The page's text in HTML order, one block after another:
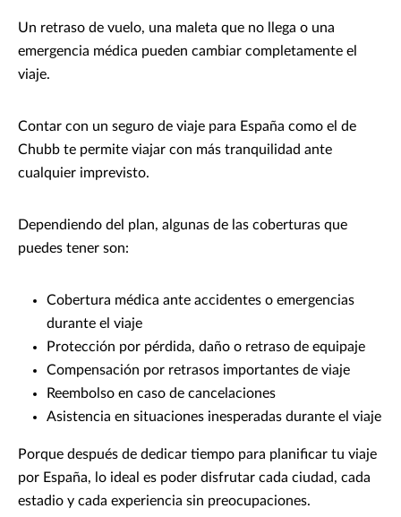
Un retraso de vuelo, una maleta que no llega o una
emergencia médica pueden cambiar completamente el
viaje.
Contar con un seguro de viaje para España como el de
Chubb te permite viajar con más tranquilidad ante
cualquier imprevisto.
Dependiendo del plan, algunas de las coberturas que
puedes tener son:
Cobertura médica ante accidentes o emergencias
durante el viaje
Protección por pérdida, daño o retraso de equipaje
Compensación por retrasos importantes de viaje
Reembolso en caso de cancelaciones
Asistencia en situaciones inesperadas durante el viaje
Porque después de dedicar tiempo para planificar tu viaje
por España, lo ideal es poder disfrutar cada ciudad, cada
estadio y cada experiencia sin preocupaciones.